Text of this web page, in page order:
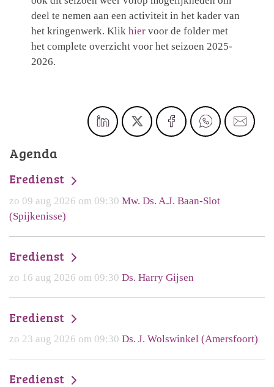
deel te nemen aan een activiteit in het kader van
het kringenwerk. Klik hier voor de folder met
het complete overzicht voor het seizoen 2025-
2026.
Agenda
Eredienst
zo 09 aug 2026 om 09:30 Mw. Ds. A.J. Baan-Slot
(Spijkenisse)
Eredienst
zo 16 aug 2026 om 09:30 Ds. Harry Gijsen
Eredienst
zo 23 aug 2026 om 09:30 Ds. J. Wolswinkel (Amersfoort)
Eredienst